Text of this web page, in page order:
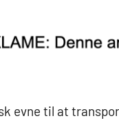
evne til at